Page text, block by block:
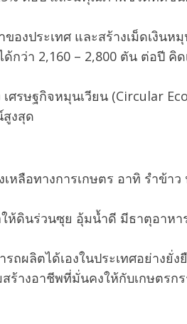
องประเทศ และสร้างเม็ดเงินห
กว่า 2,160 – 2,800 ตัน ต่อปี คิ
ศรษฐกิจหมุนเวียน (Circular
งสุด
ลือทางการเกษตร อาทิ รำข้าว
ห้ดินร่วนซุย อุ้มน้ำดี มีธาตุอาหา
ถผลิตได้เองในประเทศอย่างยั่ง
ร้างอาชีพที่มั่นคงให้กับเกษตรก